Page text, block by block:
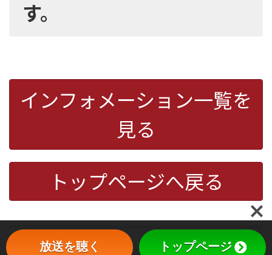
す。
インフォメーション一覧を
見る
トップページへ戻る
放送を聴く トップページ